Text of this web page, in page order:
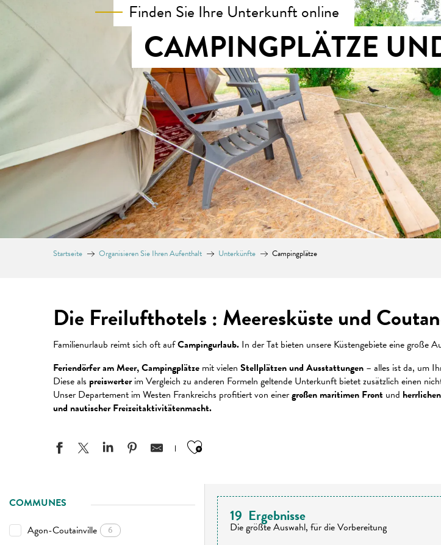
Finden Sie Ihre Unterkunft online
CAMPINGPLÄTZE
Startseite Organisieren Sie Ihren Aufenthalt Unterkünfte Campingplätze
Die Freilufthotels : Meeresküste und
Familienurlaub reimt sich oft aufCampingurlaub. In der Tat bieten unsere Küstengebiete eine große
Feriendörfer am Meer, Campingplätze mit vielen Stellplätzen und Ausstattungen – alles ist da, um
Diese als preiswerterim Vergleich zu anderen Formeln geltende Unterkunft bietet zusätzlich einen
Unser Departement im Westen Frankreichs profitiert von einergroßen maritimen Front und
und nautischer Freizeitaktivitätenmacht.
Ajouter aux favoris
COMMUNES
Agon-Coutainville
6
19 Ergebnisse
Die größte Auswahl, für die Vorbereitung